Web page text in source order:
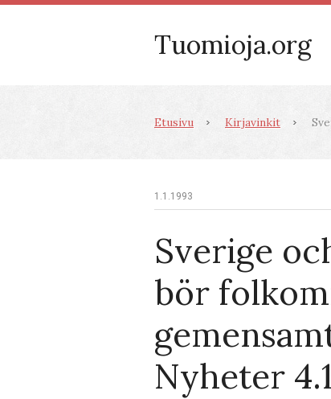
Tuomioja.org
Etusivu Kirjavinkit
1.1.1993
Sverige
bör
Nyheter